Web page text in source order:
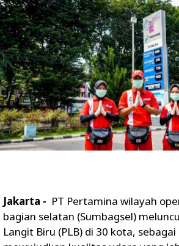
Jakarta - PT Pertamina wilayah
bagian selatan (Sumbagsel)
Langit Biru (PLB) di 30 kota,